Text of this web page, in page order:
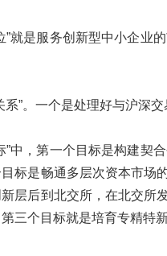
”就是服务创新型中小企业
系”。一个是处理好与沪深
”中，第一个目标是构建契
标是畅通多层次资本市场
层后到北交所，在北交所
三个目标就是培育专精特